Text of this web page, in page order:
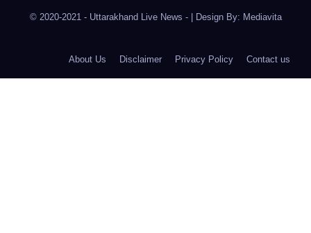
© 2020-2021 - Uttarakhand Live News - | Design By: Mediavita
About Us Disclaimer Privacy Policy Contact us